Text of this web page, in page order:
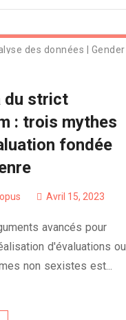
des données Gender
du strict
: trois mythes
fondée
Avril 15, 2023
avancés pour
d'évaluations ou
non sexistes est...